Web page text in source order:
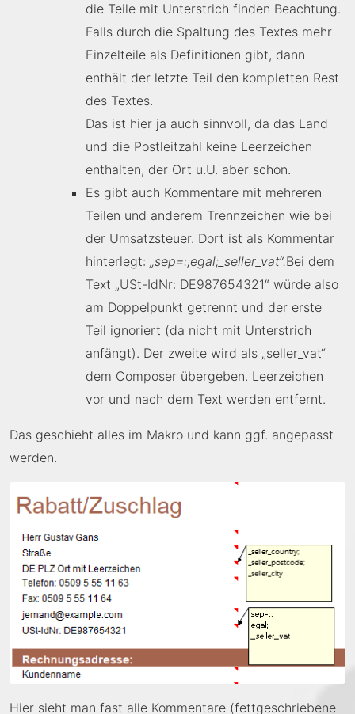
die Teile mit Unterstrich finden Beachtung.
Falls durch die Spaltung des Textes mehr
Einzelteile als Definitionen gibt, dann
enthält der letzte Teil den kompletten Rest
des Textes.
Das ist hier ja auch sinnvoll, da das Land
und die Postleitzahl keine Leerzeichen
enthalten, der Ort u.U. aber schon.
Es gibt auch Kommentare mit mehreren
Teilen und anderem Trennzeichen wie bei
der Umsatzsteuer. Dort ist als Kommentar
hinterlegt: „sep=:;egal;_seller_vat“.Bei dem
Text „USt-IdNr: DE987654321“ würde also
am Doppelpunkt getrennt und der erste
Teil ignoriert (da nicht mit Unterstrich
anfängt). Der zweite wird als „seller_vat“
dem Composer übergeben. Leerzeichen
vor und nach dem Text werden entfernt.
Das geschieht alles im Makro und kann ggf. angepasst
werden.
Hier sieht man fast alle Kommentare (fettgeschriebene